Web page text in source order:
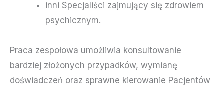
inni Specjaliści zajmujący się zdrowiem
psychicznym.
Praca zespołowa umożliwia konsultowanie
bardziej złożonych przypadków, wymianę
doświadczeń oraz sprawne kierowanie Pacjentów